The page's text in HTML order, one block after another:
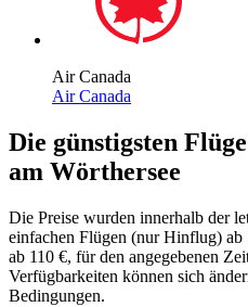
Air Canada
Air Canada
Die günstigsten
am Wörthersee
Die Preise wurden innerhalb der
einfachen Flügen (nur Hinflug)
ab 110 €, für den angegebenen
Verfügbarkeiten können sich
Bedingungen.